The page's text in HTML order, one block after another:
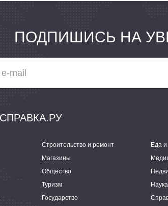
ПОДПИШИСЬ НА
Строительство и ремонт Еда и
Магазины
Общество
Туризм
Государство